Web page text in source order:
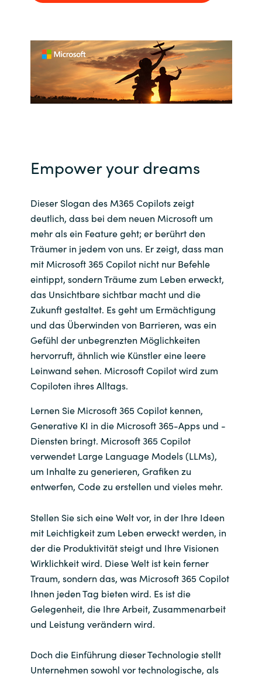
Lithuania
Malaysia
Norway
Oman
Philippines
Poland
Portugal
Qatar
Romania
Slovenia
Singapore
Spain
Sweden
Switzerland
Ukraine
United Kingdom
Empower your dreams
Dieser Slogan des M365 Copilots zeigt
deutlich, dass bei dem neuen Microsoft um
mehr als ein Feature geht; er berührt den
Träumer in jedem von uns. Er zeigt, dass man
mit Microsoft 365 Copilot nicht nur Befehle
eintippt, sondern Träume zum Leben erweckt,
das Unsichtbare sichtbar macht und die
Zukunft gestaltet. Es geht um Ermächtigung
und das Überwinden von Barrieren, was ein
Gefühl der unbegrenzten Möglichkeiten
hervorruft, ähnlich wie Künstler eine leere
Leinwand sehen. Microsoft Copilot wird zum
Copiloten ihres Alltags.
Lernen Sie Microsoft 365 Copilot kennen,
Generative KI in die Microsoft 365-Apps und -
Diensten bringt. Microsoft 365 Copilot
verwendet Large Language Models (LLMs),
um Inhalte zu generieren, Grafiken zu
entwerfen, Code zu erstellen und vieles mehr.
Stellen Sie sich eine Welt vor, in der Ihre Ideen
mit Leichtigkeit zum Leben erweckt werden, in
der die Produktivität steigt und Ihre Visionen
Wirklichkeit wird. Diese Welt ist kein ferner
Traum, sondern das, was Microsoft 365 Copilot
Ihnen jeden Tag bieten wird. Es ist die
Gelegenheit, die Ihre Arbeit, Zusammenarbeit
und Leistung verändern wird.
Doch die Einführung dieser Technologie stellt
Unternehmen sowohl vor technologische, als